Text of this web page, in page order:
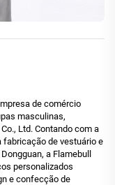
de comércio
masculinas,
Ltd. Contando com a
fabricação de vestuário e
a Flamebull
personalizados
e confecção de